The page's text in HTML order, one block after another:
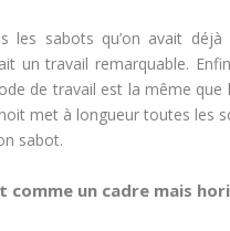
sabots qu’on avait
un travail remarquable.
de travail est la même
met à longueur toutes les
sabot.
comme un cadre mais